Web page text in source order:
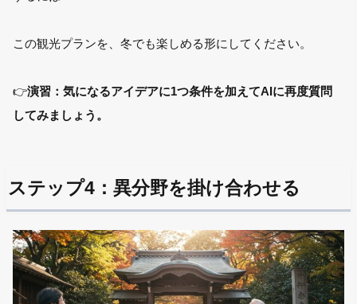
この観光プランを、冬でも楽しめる形にしてください。
👉演習：気になるアイデアに1つ条件を加えてAIに再度質問
してみましょう。
ステップ4：異分野を掛け合わせる